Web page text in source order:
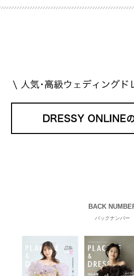
BACK
バックナンバー